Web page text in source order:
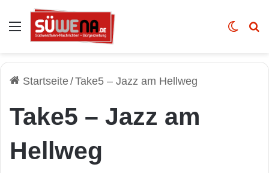
Auswahl Skin
Startseite/Take5 – Jazz am Hellweg
Take5 – Jazz am
Hellweg